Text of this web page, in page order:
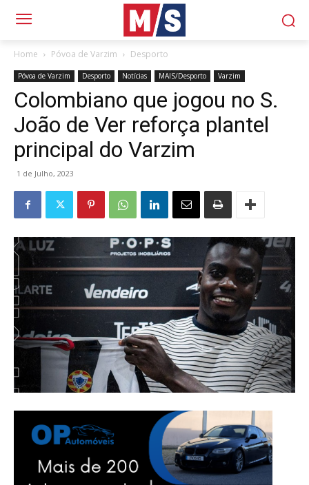
Home Póvoa de Varzim Desporto
Póvoa de Varzim Desporto Notícias MAIS/Desporto Varzim
Colombiano que jogou no S.
João de Ver reforça plantel
principal do Varzim
1 de Julho, 2023